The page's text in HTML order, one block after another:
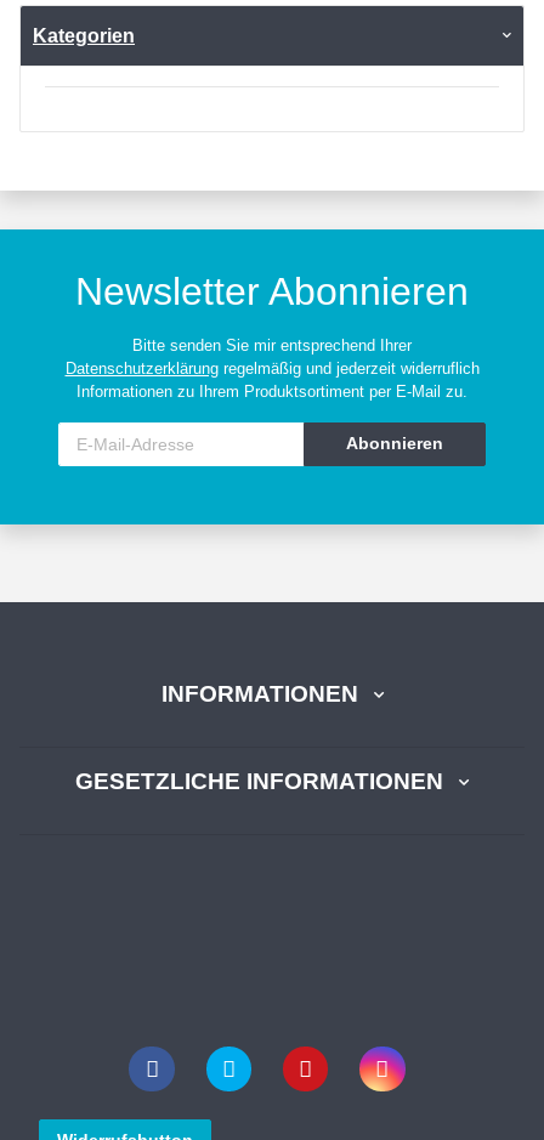
Kategorien
Newsletter Abonnieren
Bitte senden Sie mir entsprechend Ihrer
Datenschutzerklärungregelmäßig und jederzeit widerruflich
Informationen zu Ihrem Produktsortiment per E-Mail zu.
Abonnieren
INFORMATIONEN
GESETZLICHE INFORMATIONEN